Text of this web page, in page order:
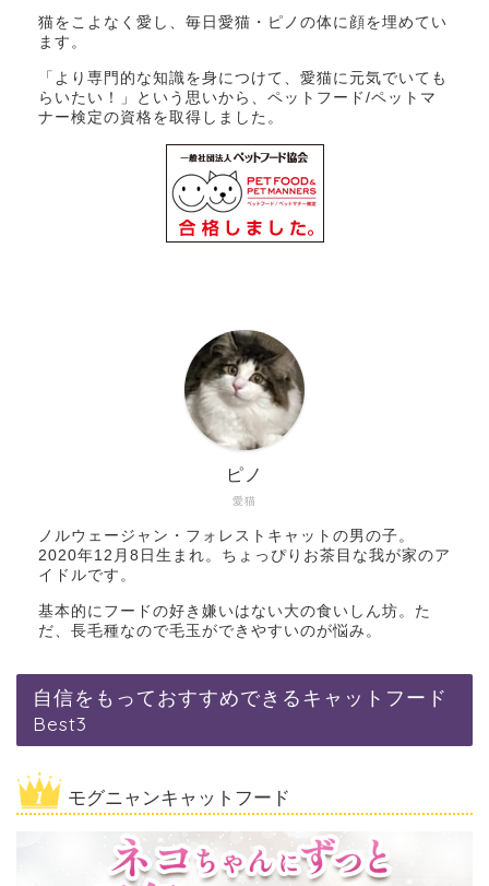
猫をこよなく愛し、毎日愛猫・ピノの体に顔を埋めてい
ます。
「より専門的な知識を身につけて、愛猫に元気でいても
らいたい！」という思いから、ペットフード/ペットマ
ナー検定の資格を取得しました。
愛猫
ピノ
ノルウェージャン・フォレストキャットの男の子。
2020年12月8日生まれ。ちょっぴりお茶目な我が家のア
イドルです。
基本的にフードの好き嫌いはない大の食いしん坊。た
だ、長毛種なので毛玉ができやすいのが悩み。
自信をもっておすすめできるキャットフード
Best3
モグニャンキャットフード